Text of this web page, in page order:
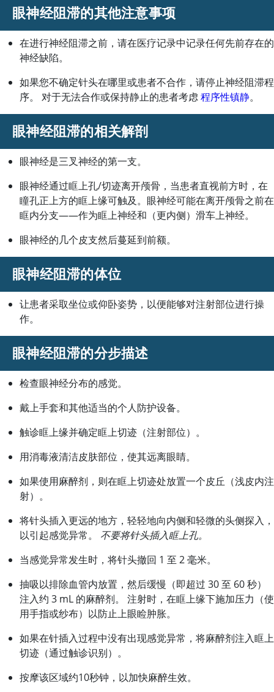
眼神经阻滞的其他注意事项
在进行神经阻滞之前，请在医疗记录中记录任何先前存在的
神经缺陷。
如果您不确定针头在哪里或患者不合作，请停止神经阻滞程
序。 对于无法合作或保持静止的患者考虑程序性镇静。
眼神经阻滞的相关解剖
眼神经是三叉神经的第一支。
眼神经通过眶上孔/切迹离开颅骨，当患者直视前方时，在
瞳孔正上方的眶上缘可触及。眼神经可能在离开颅骨之前在
眶内分支——作为眶上神经和（更内侧）滑车上神经。
眼神经的几个皮支然后蔓延到前额。
眼神经阻滞的体位
让患者采取坐位或仰卧姿势，以便能够对注射部位进行操
作。
眼神经阻滞的分步描述
检查眼神经分布的感觉。
戴上手套和其他适当的个人防护设备。
触诊眶上缘并确定眶上切迹（注射部位）。
用消毒液清洁皮肤部位，使其远离眼睛。
如果使用麻醉剂，则在眶上切迹处放置一个皮丘（浅皮内注
射）。
将针头插入更远的地方，轻轻地向内侧和轻微的头侧探入，
以引起感觉异常。 不要将针头插入眶上孔。
当感觉异常发生时，将针头撤回 1 至 2 毫米。
抽吸以排除血管内放置，然后缓慢（即超过 30 至 60 秒）
注入约 3 mL 的麻醉剂。 注射时，在眶上缘下施加压力（使
用手指或纱布）以防止上眼睑肿胀。
如果在针插入过程中没有出现感觉异常，将麻醉剂注入眶上
切迹（通过触诊识别）。
按摩该区域约10秒钟，以加快麻醉生效。